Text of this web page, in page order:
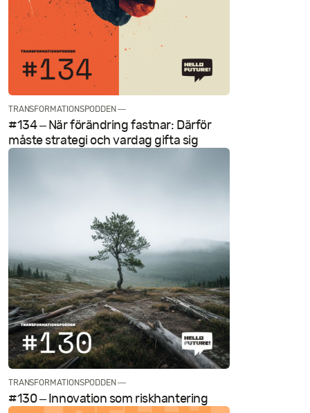
TRANSFORMATIONSPODDEN —
#134 – När förändring fastnar: Därför
måste strategi och vardag gifta sig
TRANSFORMATIONSPODDEN —
#130 – Innovation som riskhantering